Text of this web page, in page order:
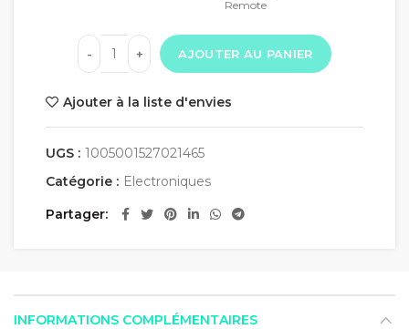
Remote
AJOUTER AU PANIER
Ajouter à la liste d'envies
UGS : 1005001527021465
Catégorie : Electroniques
Partager
INFORMATIONS COMPLÉMENTAIRES